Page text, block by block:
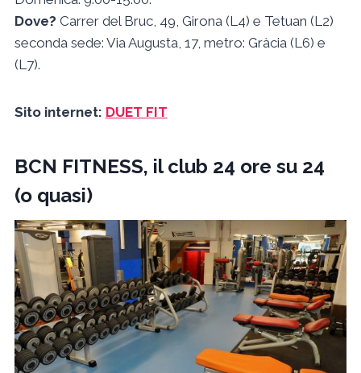
Dove? Carrer del Bruc, 49, Girona (L4) e Tetuan (L2)
seconda sede: Via Augusta, 17, metro: Gràcia (L6) e
(L7).
Sito internet: DUET FIT
BCN FITNESS, il club 24 ore su 24
(o quasi)